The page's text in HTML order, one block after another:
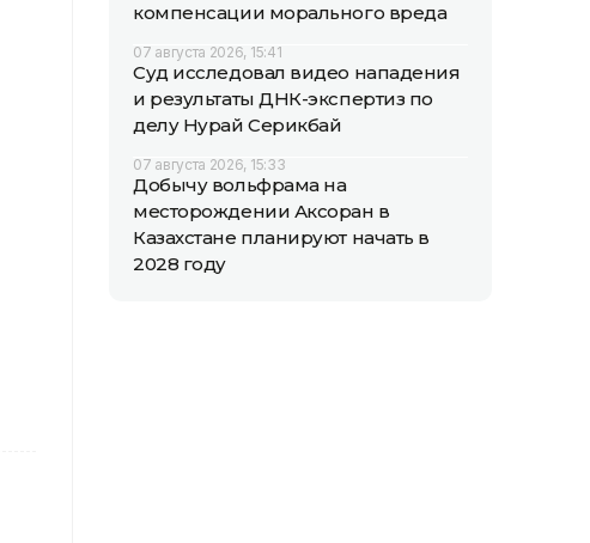
компенсации морального вреда
07 августа 2026, 15:41
Суд исследовал видео нападения
и результаты ДНК-экспертиз по
делу Нурай Серикбай
07 августа 2026, 15:33
Добычу вольфрама на
месторождении Аксоран в
Казахстане планируют начать в
2028 году